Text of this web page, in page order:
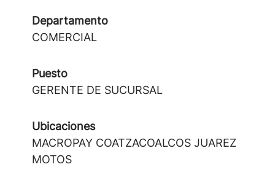
Departamento
COMERCIAL
Puesto
GERENTE DE SUCURSAL
Ubicaciones
MACROPAY COATZACOALCOS JUAREZ
MOTOS